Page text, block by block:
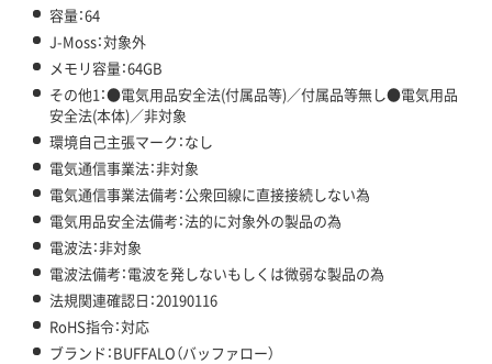
容量：64
J-Moss：対象外
メモリ容量：64GB
その他1：●電気用品安全法(付属品等)／付属品等無し●電気用品
安全法(本体)／非対象
環境自己主張マーク：なし
電気通信事業法：非対象
電気通信事業法備考：公衆回線に直接接続しない為
電気用品安全法備考：法的に対象外の製品の為
電波法：非対象
電波法備考：電波を発しないもしくは微弱な製品の為
法規関連確認日：20190116
RoHS指令：対応
ブランド：BUFFALO（バッファロー）